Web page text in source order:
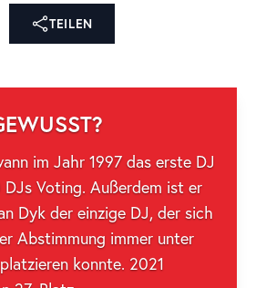
TEILEN
im Jahr 1997 das erste DJ
DJs Voting. Außerdem ist er
Dyk der einzige DJ, der sich
Abstimmung immer unter
konnte. 2021